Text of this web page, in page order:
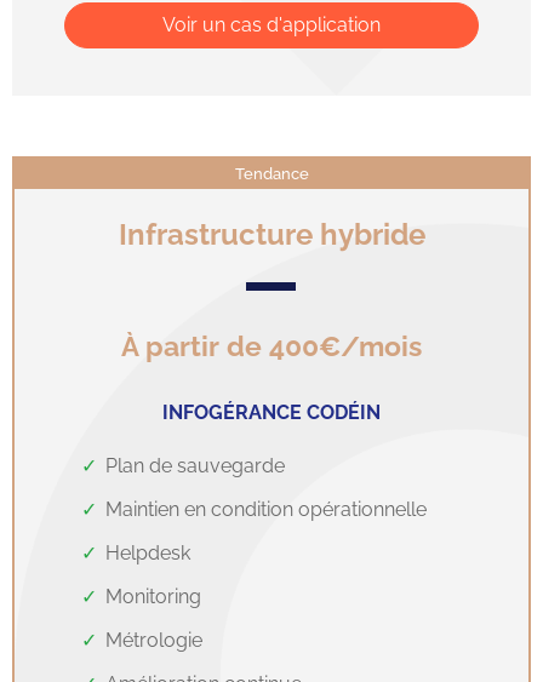
Voir un cas d'application
Tendance
Infrastructure hybride
À partir de 400€/mois
INFOGÉRANCE CODÉIN
Plan de sauvegarde
Maintien en condition opérationnelle
Helpdesk
Monitoring
Métrologie